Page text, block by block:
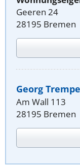
Geeren 24
28195 Bremen
Georg
Am Wall 113
28195 Bremen